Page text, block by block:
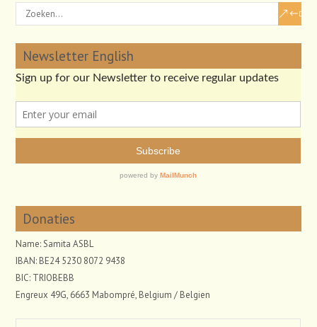
Newsletter English
Donaties
Name: Samita ASBL
IBAN: BE24 5230 8072 9438
BIC: TRIOBEBB
Engreux 49G, 6663 Mabompré, Belgium / Belgien